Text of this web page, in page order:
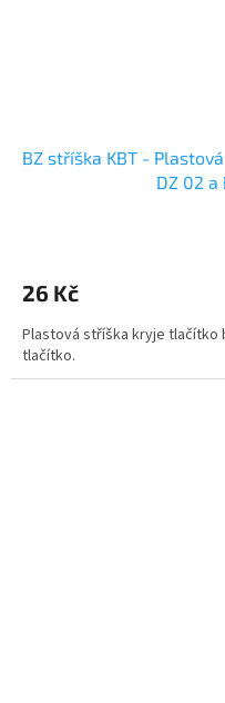
BZ stříška KBT -
DZ 02 a
26 Kč
Plastová stříška kryje tlačítko
tlačítko.